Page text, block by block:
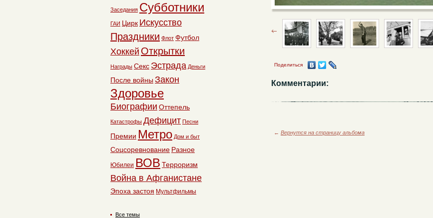
Поделиться
Комментарии:
← Вернутся на страницу альбома
Заседания Субботники
ГАИ Цирк Искусство
Праздники Флот Футбол
Хоккей Открытки
Награды Секс Эстрада Деньги
После войны Закон
Здоровье
Биографии Оттепель
Катастрофы Дефицит Песни
Премии Метро Дом и быт
Соцсоревнование Разное
Юбилеи ВОВ Терроризм
Война в Афганистане
Эпоха застоя Мультфильмы
Все темы